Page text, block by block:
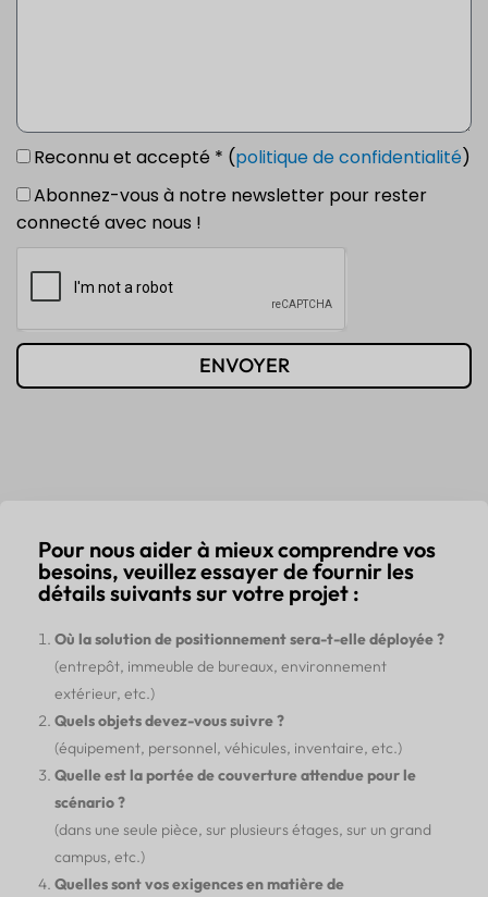
Reconnu et accepté * (politique de confidentialité)
Abonnez-vous à notre newsletter pour rester
connecté avec nous !
ENVOYER
Pour nous aider à mieux comprendre vos
besoins, veuillez essayer de fournir les
détails suivants sur votre projet :
Où la solution de positionnement sera-t-elle déployée ?
(entrepôt, immeuble de bureaux, environnement
extérieur, etc.)
Quels objets devez-vous suivre ?
(équipement, personnel, véhicules, inventaire, etc.)
Quelle est la portée de couverture attendue pour le
scénario ?
(dans une seule pièce, sur plusieurs étages, sur un grand
campus, etc.)
Quelles sont vos exigences en matière de